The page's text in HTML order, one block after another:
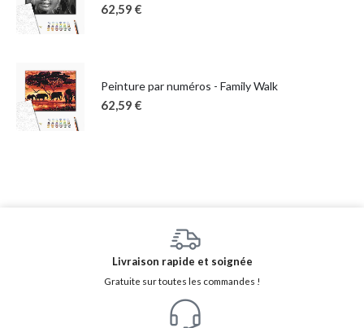
62,59 €
Peinture par numéros - Family Walk
62,59 €
Livraison rapide et soignée
Gratuite sur toutes les commandes !